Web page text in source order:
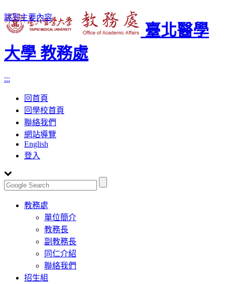
跳到主要內容
臺北醫學
大學 教務處
:::
回首頁
回學校首頁
聯絡我們
網站導覽
English
登入
Toggle
navigation
教務處
單位簡介
教務長
副教務長
同仁介紹
聯絡我們
招生組